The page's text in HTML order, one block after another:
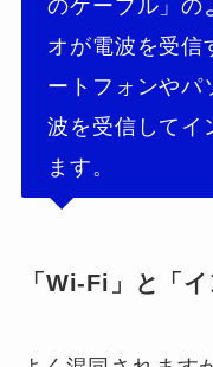
のケーブル」の
オが電波を受信
ートフォンやパ
波を受信してイ
ます。
「Wi-Fi」と「